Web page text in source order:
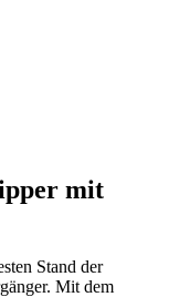
mit
Stand der
Mit dem